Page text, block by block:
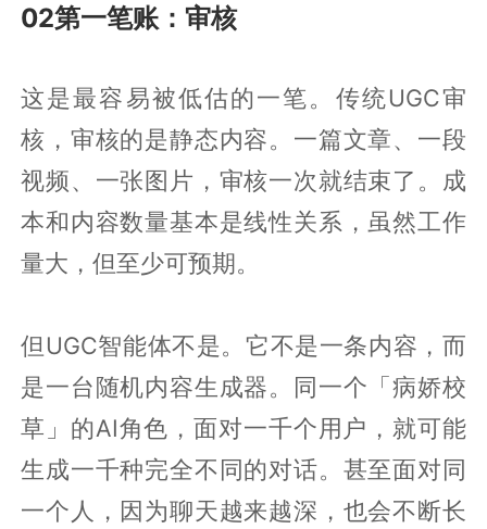
02第一笔账：审核
这是最容易被低估的一笔。传统UGC审
核，审核的是静态内容。一篇文章、一段
视频、一张图片，审核一次就结束了。成
本和内容数量基本是线性关系，虽然工作
量大，但至少可预期。
但UGC智能体不是。它不是一条内容，而
是一台随机内容生成器。同一个「病娇校
草」的AI角色，面对一千个用户，就可能
生成一千种完全不同的对话。甚至面对同
一个人，因为聊天越来越深，也会不断长